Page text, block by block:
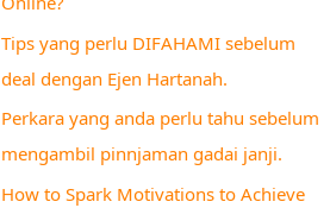
o
r
:
Tips yang perlu DIFAHAMI sebelum
deal dengan Ejen Hartanah.
Perkara yang anda perlu tahu sebelum
mengambil pinnjaman gadai janji.
How to Spark Motivations to Achieve